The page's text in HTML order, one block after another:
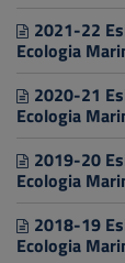
2021-22
Ecologia
2020-21
Ecologia
2019-20
Ecologia
2018-19
Ecologia